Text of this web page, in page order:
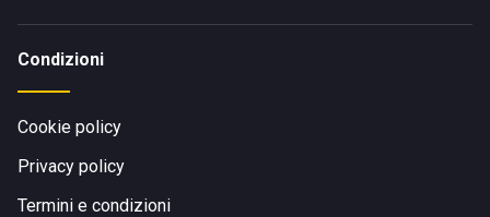
Condizioni
Cookie policy
Privacy policy
Termini e condizioni